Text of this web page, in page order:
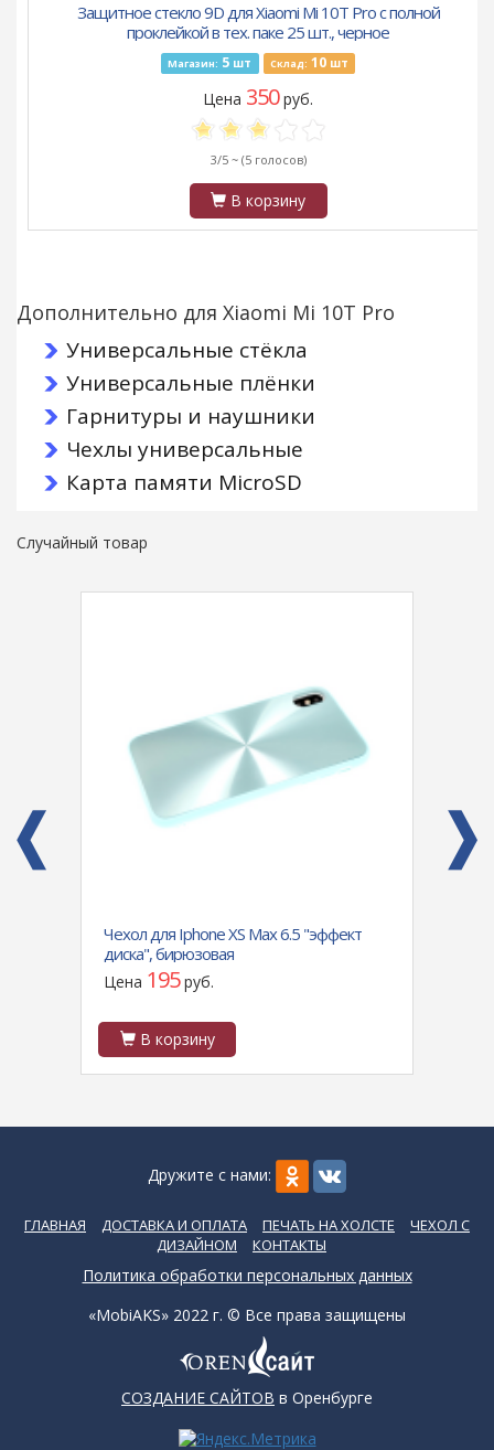
Защитное стекло 9D для Xiaomi Mi 10T Pro с полной
проклейкой в тех. паке 25 шт., черное
Магазин: 5 шт Склад: 10шт
Цена 350руб.
3/5 ~ (5 голосов)
В корзину
Дополнительно для Xiaomi Mi 10T Pro
Универсальные стёкла
Универсальные плёнки
Гарнитуры и наушники
Чехлы универсальные
Карта памяти MicroSD
Случайный товар
Чехол для Iphone XS Max 6.5 "эффект
диска", бирюзовая
Цена 195руб.
В корзину
Дружите с нами:
ГЛАВНАЯ ДОСТАВКА И ОПЛАТА ПЕЧАТЬ НА ХОЛСТЕ
ЧЕХОЛ С
ДИЗАЙНОМ
КОНТАКТЫ
Политика обработки персональных данных
«MobiAKS» 2022 г. © Все права защищены
СОЗДАНИЕ САЙТОВ в Оренбурге